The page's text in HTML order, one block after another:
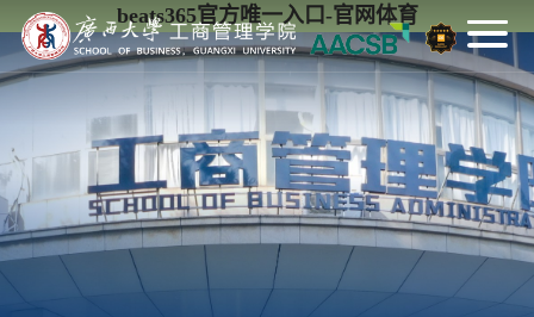
beats365官方唯一入口-官网体育